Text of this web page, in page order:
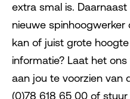
extra smal is.
nieuwe
kan of juist grote
informatie? Laat het
aan jou te voorzien van
(0)78 618 65 00 of